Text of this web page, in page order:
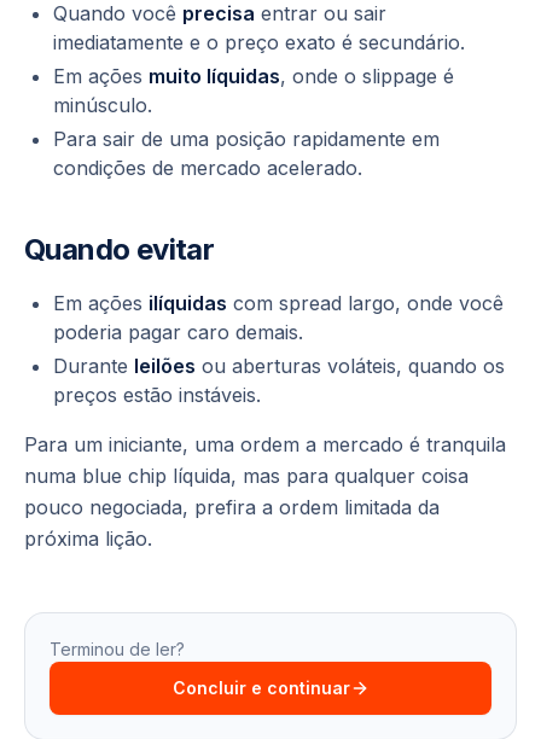
Quando você precisa entrar ou sair
imediatamente e o preço exato é secundário.
Em ações muito líquidas, onde o slippage é
minúsculo.
Para sair de uma posição rapidamente em
condições de mercado acelerado.
Quando evitar
Em ações ilíquidas com spread largo, onde você
poderia pagar caro demais.
Durante leilões ou aberturas voláteis, quando os
preços estão instáveis.
Para um iniciante, uma ordem a mercado é tranquila
numa blue chip líquida, mas para qualquer coisa
pouco negociada, prefira a ordem limitada da
próxima lição.
Terminou de ler?
Concluir e continuar